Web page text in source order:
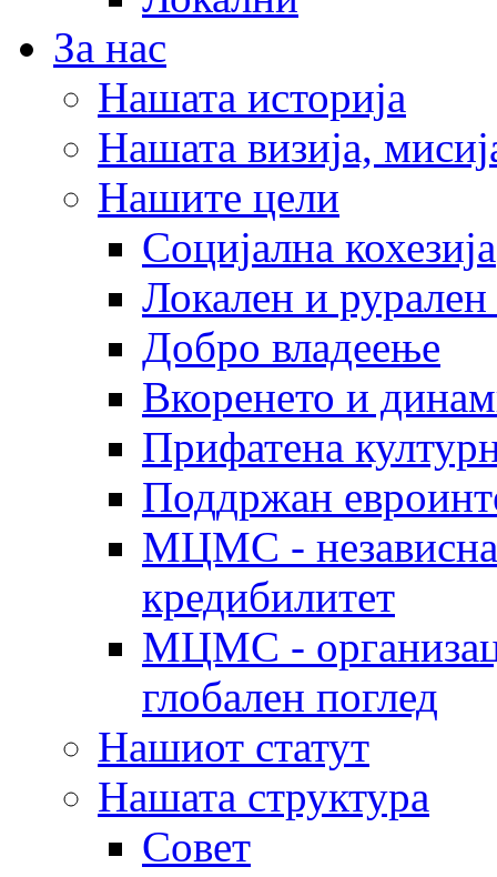
За нас
Нашата историја
Нашата визија,
Нашите цели
Социјална кохезија
Локален и рурален
Добро владеење
Вкоренето и
Прифатена
Поддржан
МЦМС - независна
кредибилитет
МЦМС -
глобален поглед
Нашиот статут
Нашата структура
Совет